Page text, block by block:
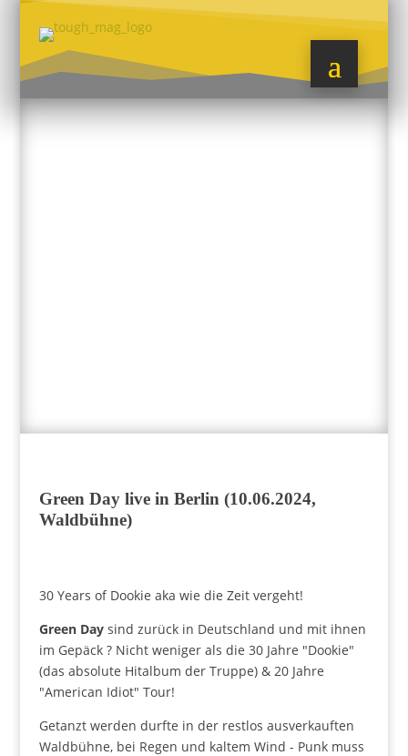
Green Day live in Berlin (10.06.2024,
Waldbühne)
30 Years of Dookie aka wie die Zeit vergeht!
Green Daysind zurück in Deutschland und mit ihnen
im Gepäck ? Nicht weniger als die 30 Jahre "Dookie"
(das absolute Hitalbum der Truppe) & 20 Jahre
"American Idiot" Tour!
Getanzt werden durfte in der restlos ausverkauften
Waldbühne, bei Regen und kaltem Wind - Punk muss